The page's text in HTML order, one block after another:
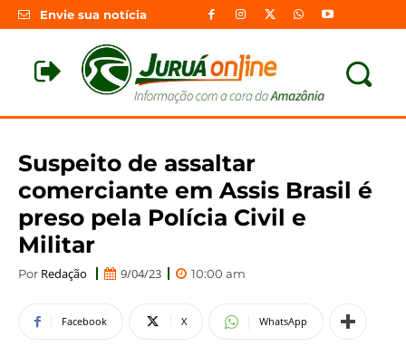
Envie sua notícia
Suspeito de assaltar
comerciante em Assis Brasil é
preso pela Polícia Civil e
Militar
Por Redação 9/04/23 10:00 am
Facebook X WhatsApp